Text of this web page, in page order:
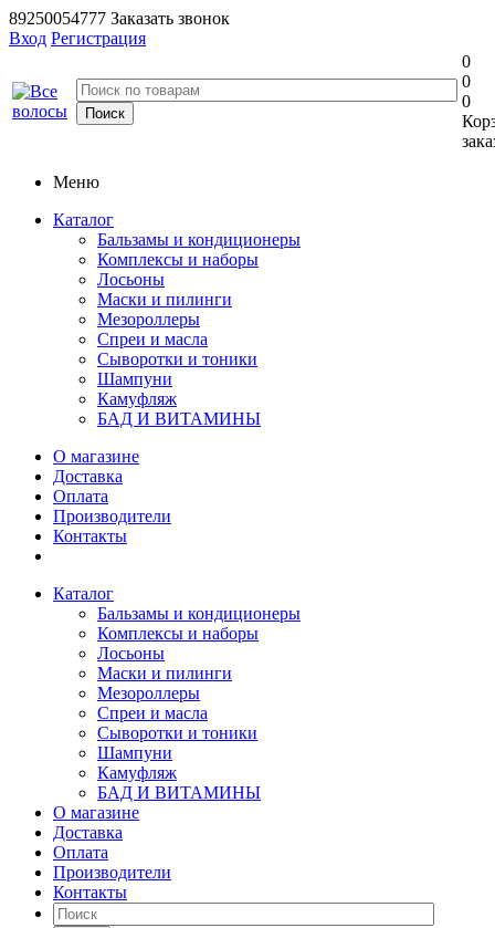
89250054777 Заказать звонок
Вход Регистрация
0
0
0
Меню
Каталог
Бальзамы и кондиционеры
Комплексы и наборы
Лосьоны
Маски и пилинги
Мезороллеры
Спреи и масла
Сыворотки и тоники
Шампуни
Камуфляж
БАД И ВИТАМИНЫ
О магазине
Доставка
Оплата
Производители
Контакты
Каталог
Бальзамы и кондиционеры
Комплексы и наборы
Лосьоны
Маски и пилинги
Мезороллеры
Спреи и масла
Сыворотки и тоники
Шампуни
Камуфляж
БАД И ВИТАМИНЫ
О магазине
Доставка
Оплата
Производители
Контакты